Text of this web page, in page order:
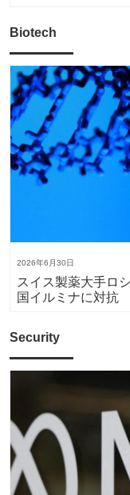
Biotech
2026年6月30日
スイス製薬大手ロ
国イルミナに対抗
Security